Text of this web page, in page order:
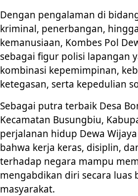
Dengan pengalaman di
kriminal, penerbangan,
kemanusiaan, Kombes Pol
sebagai figur polisi lapangan
kombinasi kepemimpinan,
ketegasan, serta kepedulian
Sebagai putra terbaik Desa
Kecamatan Busungbiu,
perjalanan hidup Dewa
bahwa kerja keras, disiplin,
terhadap negara mampu
mengabdikan diri secara luas
masyarakat.